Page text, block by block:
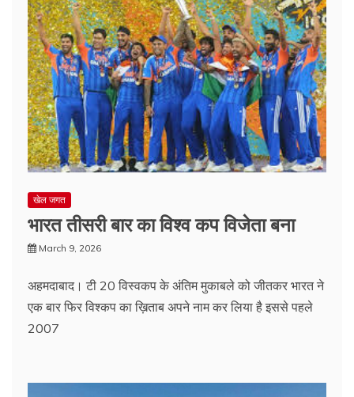
खेल जगत
भारत तीसरी बार का विश्व कप विजेता बना
March 9, 2026
अहमदाबाद। टी 20 विस्वकप के अंतिम मुकाबले को जीतकर भारत ने
एक बार फिर विश्कप का ख़िताब अपने नाम कर लिया है इससे पहले
2007